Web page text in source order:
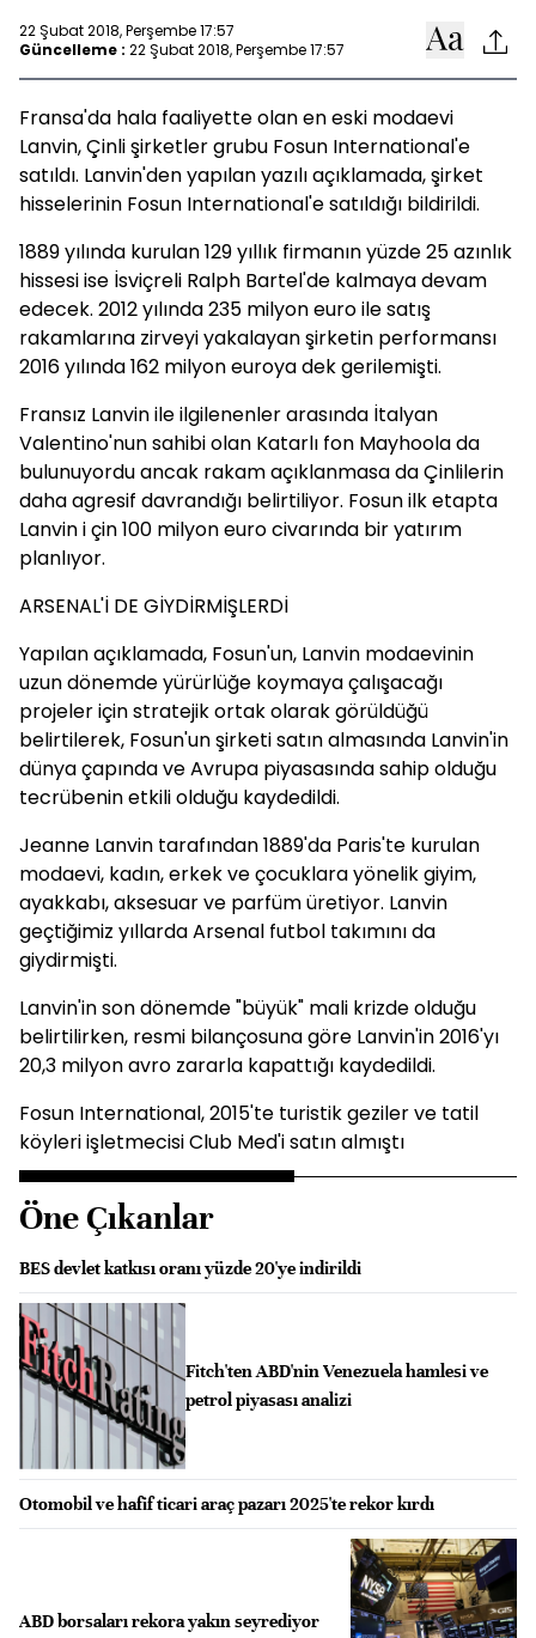
22 Şubat 2018, Perşembe 17:57
Güncelleme : 22 Şubat 2018, Perşembe 17:57
Fransa'da hala faaliyette olan en eski modaevi
Lanvin, Çinli şirketler grubu Fosun International'e
satıldı. Lanvin'den yapılan yazılı açıklamada, şirket
hisselerinin Fosun International'e satıldığı bildirildi.
1889 yılında kurulan 129 yıllık firmanın yüzde 25 azınlık
hissesi ise İsviçreli Ralph Bartel'de kalmaya devam
edecek. 2012 yılında 235 milyon euro ile satış
rakamlarına zirveyi yakalayan şirketin performansı
2016 yılında 162 milyon euroya dek gerilemişti.
Fransız Lanvin ile ilgilenenler arasında İtalyan
Valentino'nun sahibi olan Katarlı fon Mayhoola da
bulunuyordu ancak rakam açıklanmasa da Çinlilerin
daha agresif davrandığı belirtiliyor. Fosun ilk etapta
Lanvin i çin 100 milyon euro civarında bir yatırım
planlıyor.
ARSENAL'İ DE GİYDİRMİŞLERDİ
Yapılan açıklamada, Fosun'un, Lanvin modaevinin
uzun dönemde yürürlüğe koymaya çalışacağı
projeler için stratejik ortak olarak görüldüğü
belirtilerek, Fosun'un şirketi satın almasında Lanvin'in
dünya çapında ve Avrupa piyasasında sahip olduğu
tecrübenin etkili olduğu kaydedildi.
Jeanne Lanvin tarafından 1889'da Paris'te kurulan
modaevi, kadın, erkek ve çocuklara yönelik giyim,
ayakkabı, aksesuar ve parfüm üretiyor. Lanvin
geçtiğimiz yıllarda Arsenal futbol takımını da
giydirmişti.
Lanvin'in son dönemde "büyük" mali krizde olduğu
belirtilirken, resmi bilançosuna göre Lanvin'in 2016'yı
20,3 milyon avro zararla kapattığı kaydedildi.
Fosun International, 2015'te turistik geziler ve tatil
köyleri işletmecisi Club Med'i satın almıştı
Öne Çıkanlar
BES devlet katkısı oranı yüzde 20'ye indirildi
Fitch'ten ABD'nin Venezuela hamlesi ve
petrol piyasası analizi
Otomobil ve hafif ticari araç pazarı 2025'te rekor kırdı
ABD borsaları rekora yakın seyrediyor